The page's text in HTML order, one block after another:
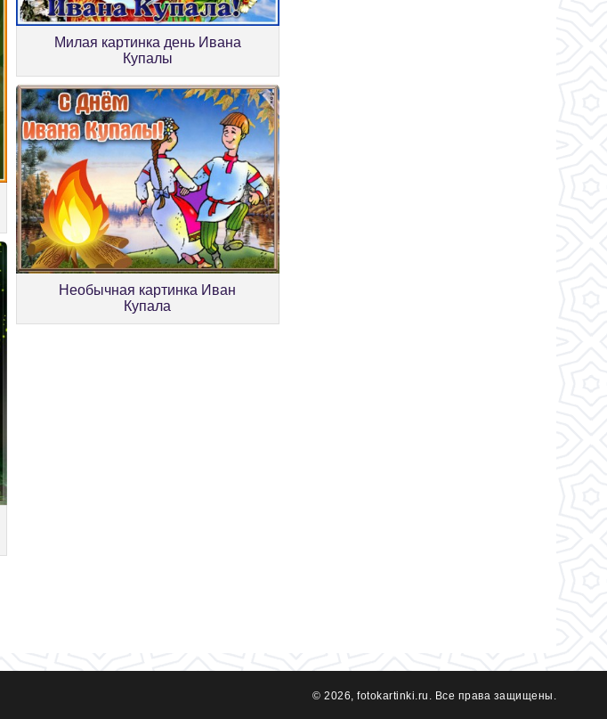
Милая картинка день Ивана
Купалы
Необычная картинка Иван
Купала
© 2026, fotokartinki.ru. Все права защищены.